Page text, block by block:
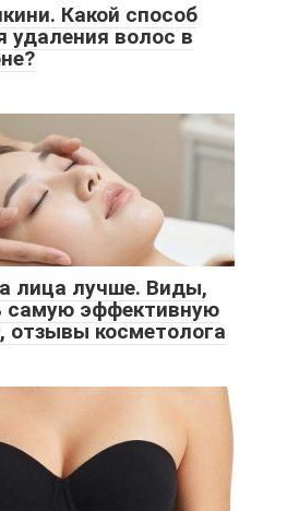
Какой способ
удаления волос в
лица лучше. Виды,
самую эффективную
отзывы косметолога